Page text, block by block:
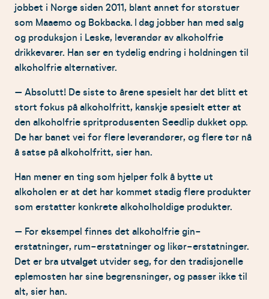
jobbet i Norge siden 2011, blant annet for storstuer
som Maaemo og Bokbacka. I dag jobber han med salg
og produksjon i Leske, leverandør av alkoholfrie
drikkevarer. Han ser en tydelig endring i holdningen til
alkoholfrie alternativer.
– Absolutt! De siste to årene spesielt har det blitt et
stort fokus på alkoholfritt, kanskje spesielt etter at
den alkoholfrie spritprodusenten Seedlip dukket opp.
De har banet vei for flere leverandører, og flere tør nå
å satse på alkoholfritt, sier han.
Han mener en ting som hjelper folk å bytte ut
alkoholen er at det har kommet stadig flere produkter
som erstatter konkrete alkoholholdige produkter.
– For eksempel finnes det alkoholfrie gin-
erstatninger, rum-erstatninger og likør-erstatninger.
Det er bra utvalget utvider seg, for den tradisjonelle
eplemosten har sine begrensninger, og passer ikke til
alt, sier han.